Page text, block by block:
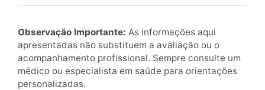
Observação Importante: As informações aqui
apresentadas não substituem a avaliação ou o
acompanhamento profissional. Sempre consulte um
médico ou especialista em saúde para orientações
personalizadas.